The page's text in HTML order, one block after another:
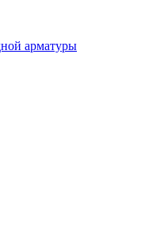
арматуры